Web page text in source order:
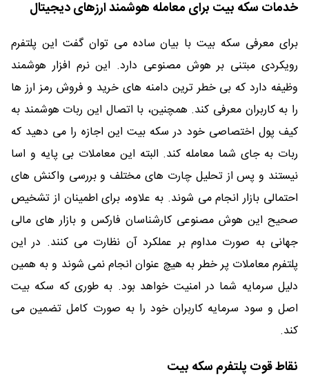
خدمات سکه بیت برای معامله هوشمند ارزهای دیجیتال
برای معرفی سکه بیت با بیان ساده می توان گفت این پلتفرم
رویکردی مبتنی بر هوش مصنوعی دارد. این نرم افزار هوشمند
وظیفه دارد که بی خطر ترین دامنه های خرید و فروش رمز ارز ها
را به کاربران معرفی کند. همچنین، با اتصال این ربات هوشمند به
کیف پول اختصاصی خود در سکه بیت این اجازه را می دهید که
ربات به جای شما معامله کند. البته این معاملات بی پایه و اسا
نیستند و پس از تحلیل چارت های مختلف و بررسی واکنش های
احتمالی بازار انجام می شوند. به علاوه، برای اطمینان از تشخیص
صحیح این هوش مصنوعی کارشناسان فارکس و بازار های مالی
جهانی به صورت مداوم بر عملکرد آن نظارت می کنند. در این
پلتفرم معاملات پر خطر به هیچ عنوان انجام نمی شوند و به همین
دلیل سرمایه شما در امنیت خواهد بود. به طوری که سکه بیت
اصل و سود سرمایه کاربران خود را به صورت کامل تضمین می
کند.
نقاط قوت پلتفرم سکه بیت